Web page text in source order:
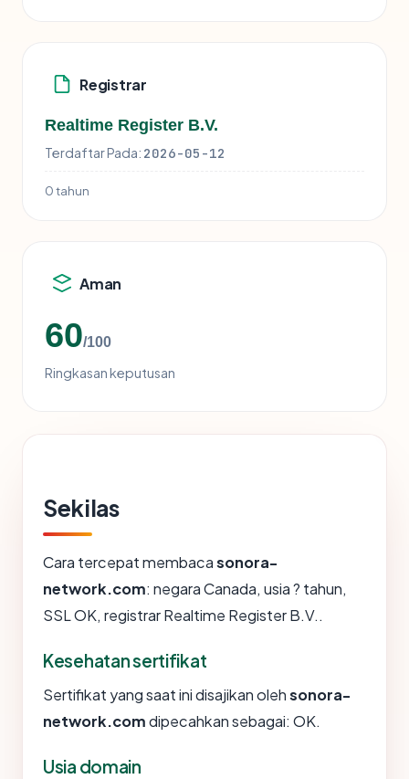
Registrar
Realtime Register B.V.
Terdaftar Pada: 2026-05-12
0 tahun
Aman
60/100
Ringkasan keputusan
Sekilas
Cara tercepat membacasonora-
network.com: negara Canada, usia ? tahun,
SSL OK, registrar Realtime Register B.V..
Kesehatan sertifikat
Sertifikat yang saat ini disajikan olehsonora-
network.comdipecahkan sebagai: OK.
Usia domain